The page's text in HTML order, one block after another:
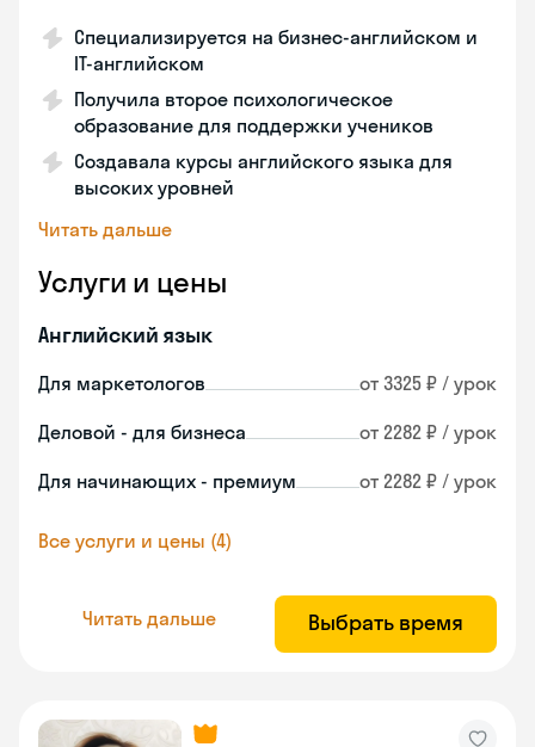
Специализируется на бизнес-английском и
IT-английском
Получила второе психологическое
образование для поддержки учеников
Создавала курсы английского языка для
высоких уровней
Читать дальше
Услуги и цены
Английский язык
Для маркетологов от 3325 ₽ / урок
Деловой - для бизнеса от 2282 ₽ / урок
Для начинающих - премиум от 2282 ₽ / урок
Все услуги и цены (4)
Читать дальше Выбрать время